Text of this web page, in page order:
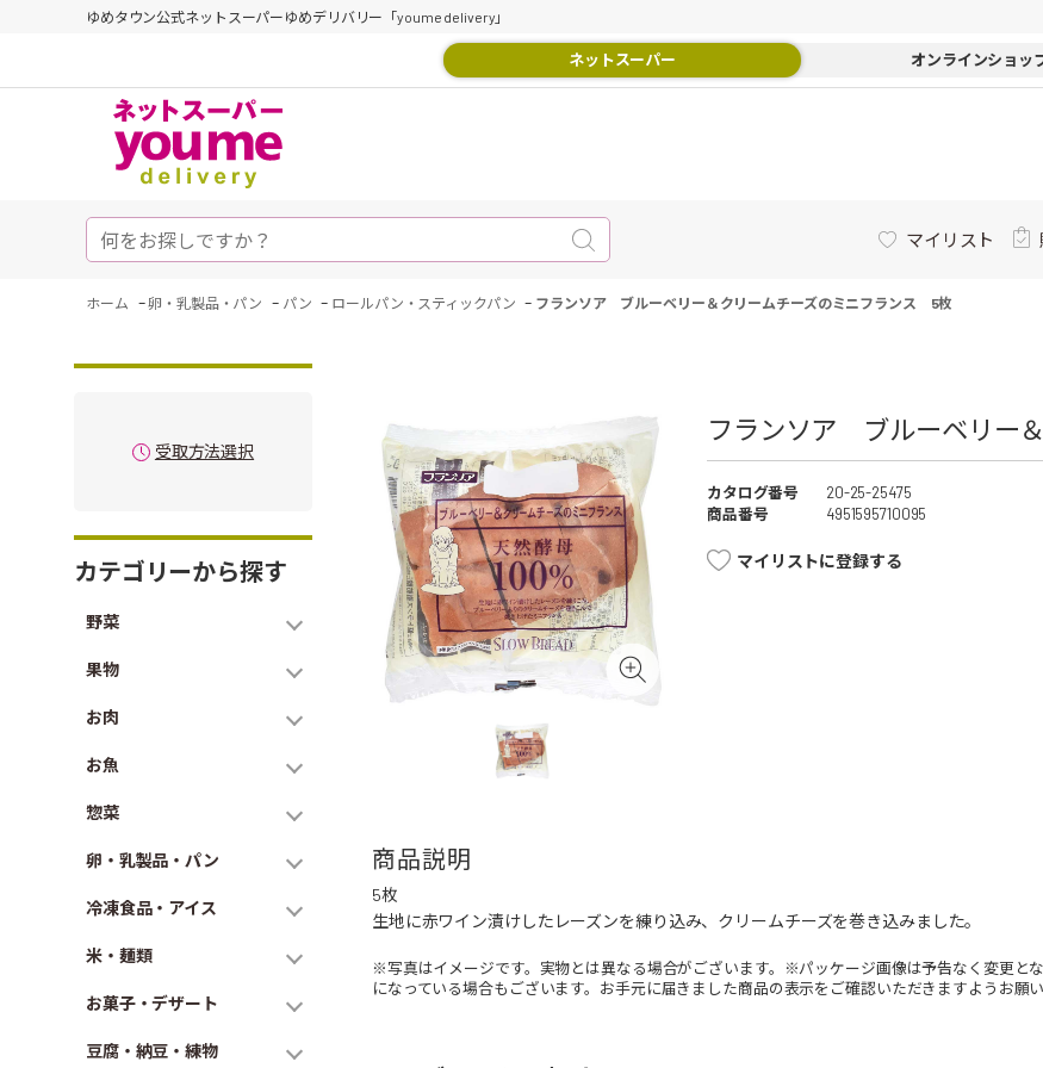
ゆめタウン公式ネットスーパーゆめデリバリー「youme delivery」
ネットスーパー オンラインショッ
マイリスト
ホーム -卵・乳製品・パン - パン - ロールパン・スティックパン - フランソア ブルーベリー＆クリームチーズのミニフランス 5枚
受取方法選択
カテゴリーから探す
野菜
果物
お肉
お魚
惣菜
卵・乳製品・パン
冷凍食品・アイス
米・麺類
お菓子・デザート
豆腐・納豆・練物
フランソア ブルーベリー
カタログ番号
20-25-25475
商品番号
4951595710095
マイリストに登録する
商品説明
5枚
生地に赤ワイン漬けしたレーズンを練り込み、クリームチーズを巻き込みました。
※写真はイメージです。実物とは異なる場合がございます。※パッケージ画像は予告なく変更と
になっている場合もございます。お手元に届きました商品の表示をご確認いただきますようお願い